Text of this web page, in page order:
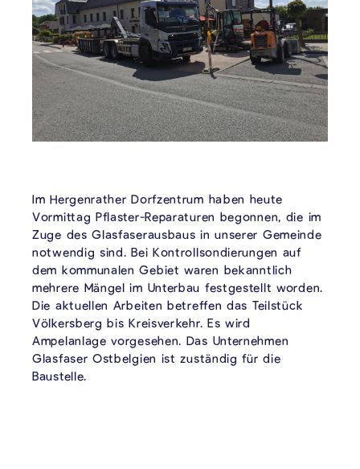
Im Hergenrather Dorfzentrum haben heute
Vormittag Pflaster-Reparaturen begonnen, die im
Zuge des Glasfaserausbaus in unserer Gemeinde
notwendig sind. Bei Kontrollsondierungen auf
dem kommunalen Gebiet waren bekanntlich
mehrere Mängel im Unterbau festgestellt worden.
Die aktuellen Arbeiten betreffen das Teilstück
Völkersberg bis Kreisverkehr. Es wird
Ampelanlage vorgesehen. Das Unternehmen
Glasfaser Ostbelgien ist zuständig für die
Baustelle.